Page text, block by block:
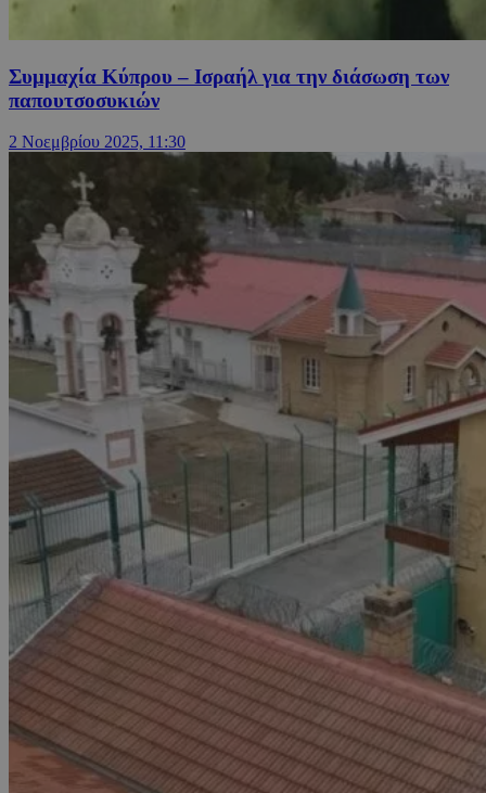
Συμμαχία Κύπρου – Ισραήλ για την διάσωση των
παπουτσοσυκιών
2 Νοεμβρίου 2025, 11:30